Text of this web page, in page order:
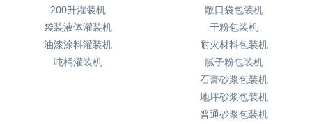
200升灌装机
袋装液体灌装机
油漆涂料灌装机
吨桶灌装机
敞口袋包装机
干粉包装机
耐火材料包装机
腻子粉包装机
石膏砂浆包装机
地坪砂浆包装机
普通砂浆包装机